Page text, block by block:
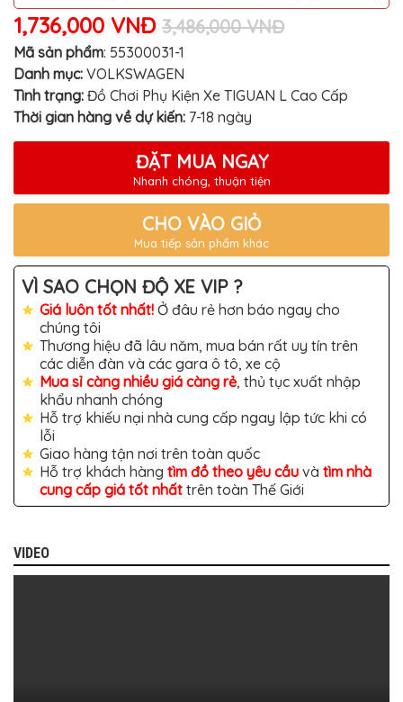
ĐỒ
CHƠI
Ô
TÔ
ĐỒ
CHƠI
XE
HƠI
CHƠI
XE
ĐỒ
CHƠI
XE
MÁY
DÁN
DECAL
Ô
TÔ
ISUZU
BỌC
GHẾ
DA
TÔ
KIỆN
XE
CAO
1,736,000 VNĐ 3,486,000 VNĐ
Mã sản phẩm: 55300031-1
Danh mục: VOLKSWAGEN
Tình trạng: Đồ Chơi Phụ Kiện Xe TIGUAN L Cao Cấp
Thời gian hàng về dự kiến: 7-18 ngày
ĐẶT MUA NGAY
Nhanh chóng, thuận tiện
CHO VÀO GIỎ
Mua tiếp sản phẩm khác
VÌ SAO CHỌN ĐỘ XE VIP ?
Giá luôn tốt nhất! Ở đâu rẻ hơn báo ngay cho
chúng tôi
Thương hiệu đã lâu năm, mua bán rất uy tín trên
các diễn đàn và các gara ô tô, xe cộ
Mua sỉ càng nhiều giá càng rẻ, thủ tục xuất nhập
khẩu nhanh chóng
Hỗ trợ khiếu nại nhà cung cấp ngay lập tức khi có
lỗi
Giao hàng tận nơi trên toàn quốc
Hỗ trợ khách hàng tìm đồ theo yêu cầu và tìm nhà
cung cấp giá tốt nhất trên toàn Thế Giới
VIDEO